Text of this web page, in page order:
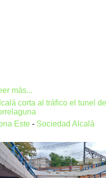
más...
corta al tráfico el tunel
Este - Sociedad Alcalá